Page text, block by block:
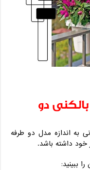
دو
به ‌اندازه مدل دو طرفه
خود داشته باشد.
ببینید: